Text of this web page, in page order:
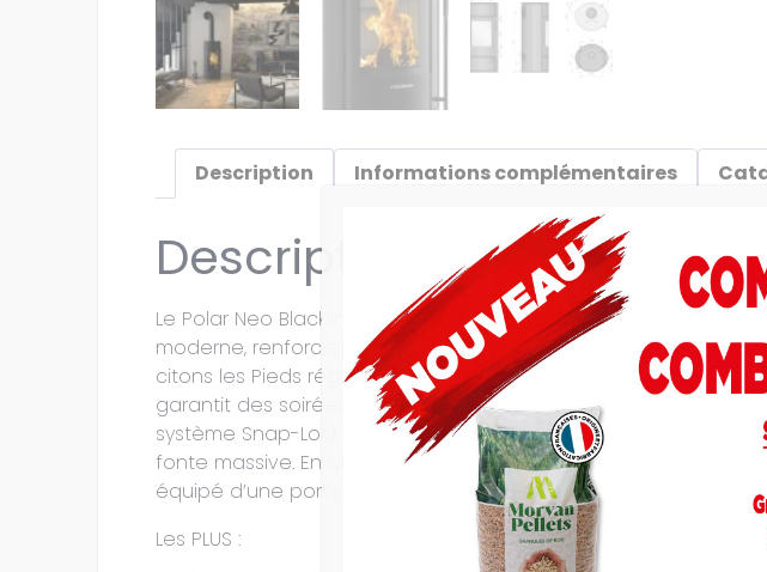
Description Informations complémentaires
Description
Le Polar Neo Blackline se distingue par son habillage en
moderne, renforcé par le revêtement du foyer en béton
citons les Pieds réglables en hauteur, le Pilotage automatique
garantit des soirées douillettes extra longues et restitue
système Snap-Lock d’ORANIER et la poignée-barre à
fonte massive. En outre, le poêle offre un compartiment de
équipé d’une porte de chargement du bois en fonte.
Les PLUS :